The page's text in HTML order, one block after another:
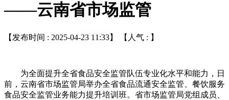
——云南省市场监管
【发布时间 : 2025-04-23 11:33】 【人气 : 】
为全面提升全省食品安全监管队伍专业化水平和能力，日
前，云南省市场监管局举办全省食品流通安全监管、餐饮服务
食品安全监管业务能力提升培训班。省市场监管局党组成员、